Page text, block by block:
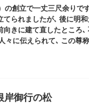
の創立で一丈三尺余りで
てられましたが､ 後に明
向きに建て直したところ､
々に伝えられて､ この尊
）にあります。
岸御行の松